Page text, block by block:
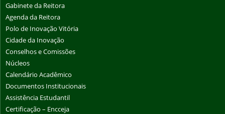
Gabinete da Reitora
Agenda da Reitora
Polo de Inovação Vitória
Cidade da Inovação
Conselhos e Comissões
Núcleos
Calendário Acadêmico
Documentos Institucionais
Assistência Estudantil
Certificação – Encceja